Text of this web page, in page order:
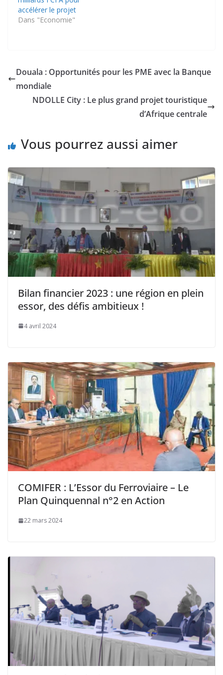
accélérer le projet
Dans "Economie"
Douala : Opportunités pour les PME avec la Banque
mondiale
NDOLLE City : Le plus grand projet touristique
d’Afrique centrale
Vous pourrez aussi aimer
Bilan financier 2023 : une région en plein
essor, des défis ambitieux !
4 avril 2024
COMIFER : L’Essor du Ferroviaire – Le
Plan Quinquennal n°2 en Action
22 mars 2024